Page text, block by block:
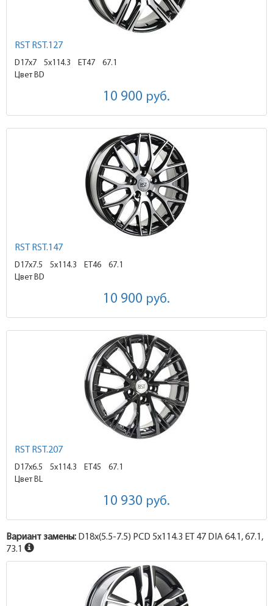
RST RST.127
D17x7 5x114.3 ET47
67.1
Цвет BD
10 900 руб.
RST RST.147
D17x7.5 5x114.3 ET46
67.1
Цвет BD
10 900 руб.
RST RST.207
D17x6.5 5x114.3 ET45
67.1
Цвет BL
10 930 руб.
Вариант замены: D18x(5.5-7.5) PCD 5x114.3 ET 47 DIA 64.1, 67.1,
73.1